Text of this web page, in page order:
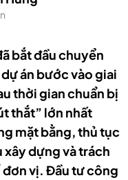
bắt đầu chuyển
án bước vào giai
thời gian chuẩn bị
thắt” lớn nhất
mặt bằng, thủ tục
dựng và trách
vị. Đầu tư công